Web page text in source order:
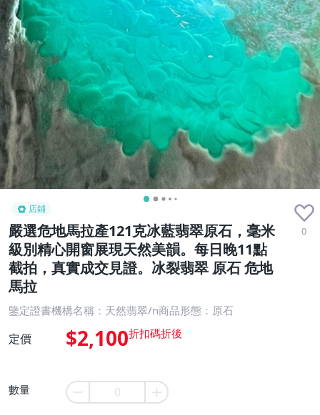
店鋪
嚴選危地馬拉產121克冰藍翡翠原石，毫米
級別精心開窗展現天然美韻。每日晚11點
截拍，真實成交見證。冰裂翡翠 原石 危地
馬拉
0
鑒定證書機構名稱：天然翡翠/n商品形態：原石
定價 $2,100
數量